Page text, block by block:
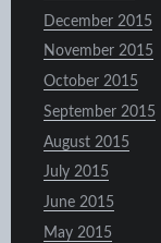
December 2015
November 2015
October 2015
September 2015
August 2015
July 2015
June 2015
May 2015